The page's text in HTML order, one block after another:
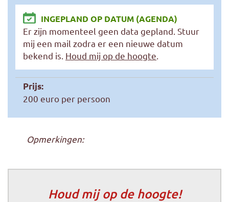
INGEPLAND OP DATUM (AGENDA)
Er zijn momenteel geen data gepland. Stuur
mij een mail zodra er een nieuwe datum
bekend is. Houd mij op de hoogte
Prijs:
200 euro per persoon
Opmerkingen:
Houd mij op de hoogte!